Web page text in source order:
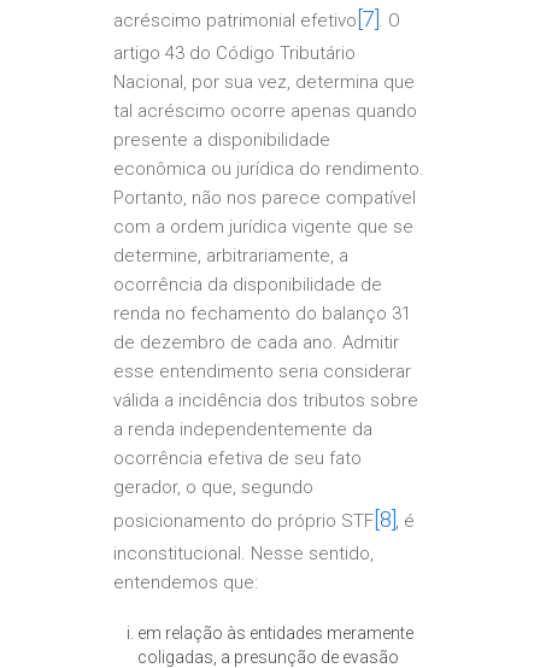
acréscimo patrimonial efetivo [7] . O
artigo 43 do Código Tributário
Nacional, por sua vez, determina que
tal acréscimo ocorre apenas quando
presente a disponibilidade
econômica ou jurídica do rendimento.
Portanto, não nos parece compatível
com a ordem jurídica vigente que se
determine, arbitrariamente, a
ocorrência da disponibilidade de
renda no fechamento do balanço 31
de dezembro de cada ano. Admitir
esse entendimento seria considerar
válida a incidência dos tributos sobre
a renda independentemente da
ocorrência efetiva de seu fato
gerador, o que, segundo
posicionamento do próprio STF [8] , é
inconstitucional. Nesse sentido,
entendemos que:
em relação às entidades meramente
coligadas, a presunção de evasão